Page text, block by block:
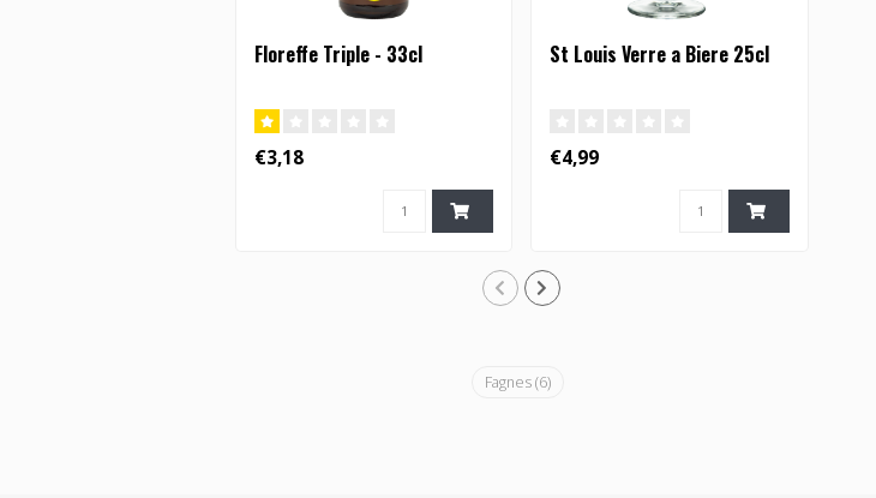
Floreffe Triple - 33cl
€3,18
St Louis Verre a Biere 25cl
€4,99
Fagnes(6)